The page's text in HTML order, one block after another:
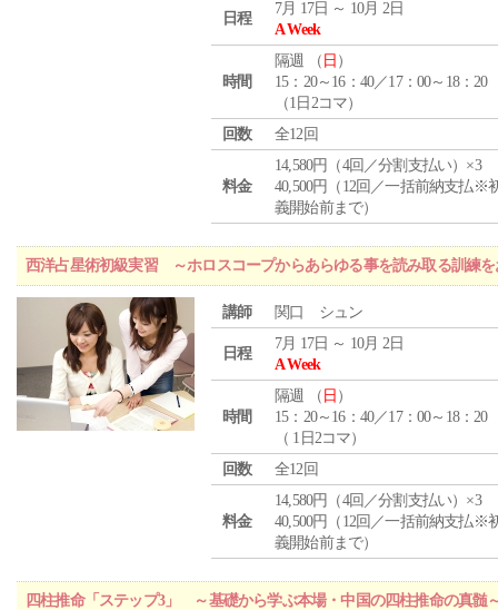
日程
7月 17日 ～ 10月 2日
A Week
時間
隔週 （ 日 ）
15：20～16：40／17：00～18：20
（1日2コマ）
回数
全12回
料金
14,580円（4回／分割支払い）×3
40,500円（12回／一括前納支払※
義開始前まで）
西洋占星術初級実習 ～ホロスコープからあらゆる事を読み取る訓練を
講師 関口 シュン
日程
7月 17日 ～ 10月 2日
A Week
時間
隔週 （ 日 ）
15：20～16：40／17：00～18：20
（ 1日2コマ）
回数
全12回
料金
14,580円（4回／分割支払い）×3
40,500円（12回／一括前納支払※
義開始前まで）
四柱推命「ステップ3」 ～基礎から学ぶ本場・中国の四柱推命の真髄